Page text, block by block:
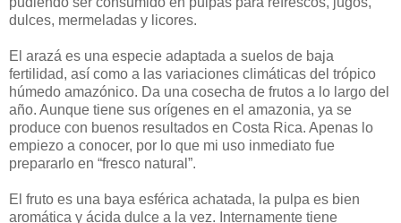
dulces, mermeladas y licores.
El arazá es una especie adaptada a suelos de baja
fertilidad, así como a las variaciones climáticas del trópico
húmedo amazónico. Da una cosecha de frutos a lo largo del
año. Aunque tiene sus orígenes en el amazonia, ya se
produce con buenos resultados en Costa Rica. Apenas lo
empiezo a conocer, por lo que mi uso inmediato fue
prepararlo en “fresco natural”.
El fruto es una baya esférica achatada, la pulpa es bien
aromática y ácida dulce a la vez. Internamente tiene